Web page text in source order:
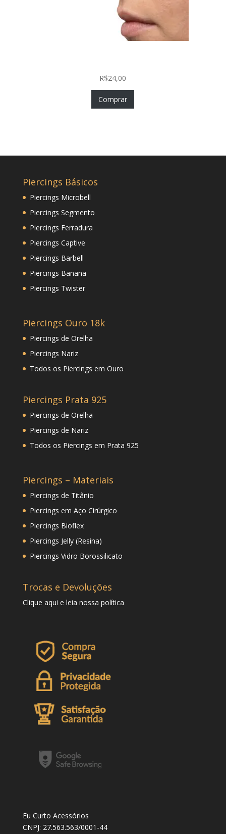
R$24,00
Comprar
Piercings Básicos
Piercings Microbell
Piercings Segmento
Piercings Ferradura
Piercings Captive
Piercings Barbell
Piercings Banana
Piercings Twister
Piercings Ouro 18k
Piercings de Orelha
Piercings Nariz
Todos os Piercings em Ouro
Piercings Prata 925
Piercings de Orelha
Piercings de Nariz
Todos os Piercings em Prata 925
Piercings – Materiais
Piercings de Titânio
Piercings em Aço Cirúrgico
Piercings Bioflex
Piercings Jelly (Resina)
Piercings Vidro Borossilicato
Trocas e Devoluções
Clique aqui e leia nossa política
Eu Curto Acessórios
CNPJ: 27.563.563/0001-44